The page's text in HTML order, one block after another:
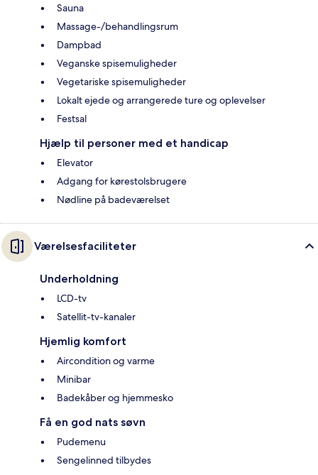
Sauna
Massage-/behandlingsrum
Dampbad
Veganske spisemuligheder
Vegetariske spisemuligheder
Lokalt ejede og arrangerede ture og oplevelser
Festsal
Hjælp til personer med et handicap
Elevator
Adgang for kørestolsbrugere
Nødline på badeværelset
Værelsesfaciliteter
Underholdning
LCD-tv
Satellit-tv-kanaler
Hjemlig komfort
Aircondition og varme
Minibar
Badekåber og hjemmesko
Få en god nats søvn
Pudemenu
Sengelinned tilbydes